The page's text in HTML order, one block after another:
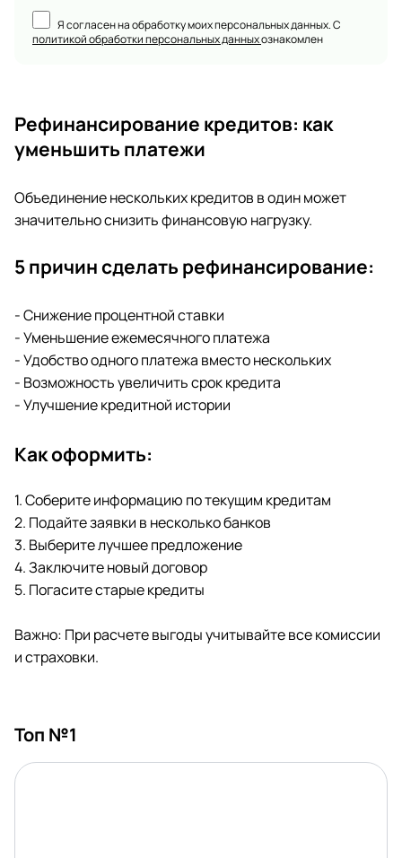
Я согласен на обработку моих персональных данных. С
политикой обработки персональных данныхознакомлен
Рефинансирование кредитов: как
уменьшить платежи
Объединение нескольких кредитов в один может
значительно снизить финансовую нагрузку.
5 причин сделать рефинансирование:
- Снижение процентной ставки
- Уменьшение ежемесячного платежа
- Удобство одного платежа вместо нескольких
- Возможность увеличить срок кредита
- Улучшение кредитной истории
Как оформить:
1. Соберите информацию по текущим кредитам
2. Подайте заявки в несколько банков
3. Выберите лучшее предложение
4. Заключите новый договор
5. Погасите старые кредиты
Важно: При расчете выгоды учитывайте все комиссии
и страховки.
Топ №1